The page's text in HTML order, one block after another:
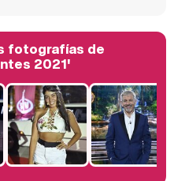
Manu Baqueiro: "Tuve como referente a Bruce Willis en 'Luz de Luna' para mi trabajo en la serie 'Perdiendo el juicio'"
fotografías de
2021'